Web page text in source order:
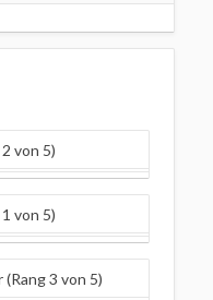
von 5)
von 5)
3 von 5)